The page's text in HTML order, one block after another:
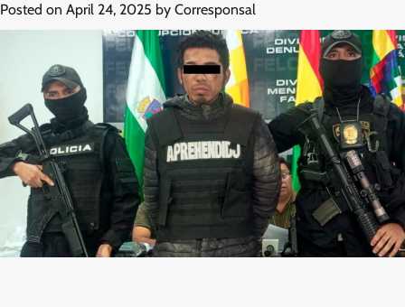
Posted on April 24, 2025 by Corresponsal